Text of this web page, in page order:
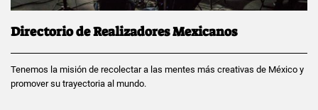
Directorio de Realizadores Mexicanos
Tenemos la misión de recolectar a las mentes más creativas de México y
promover su trayectoria al mundo.